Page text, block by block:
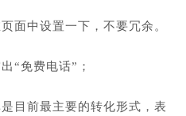
面中设置一下，不要冗余。
“免费电话”；
目前最主要的转化形式， 表